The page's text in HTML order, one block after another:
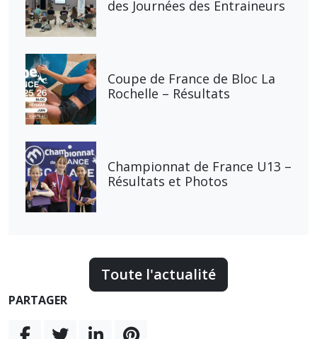
des Journées des Entraineurs
Coupe de France de Bloc La
Rochelle – Résultats
Championnat de France U13 –
Résultats et Photos
Toute l'actualité
PARTAGER